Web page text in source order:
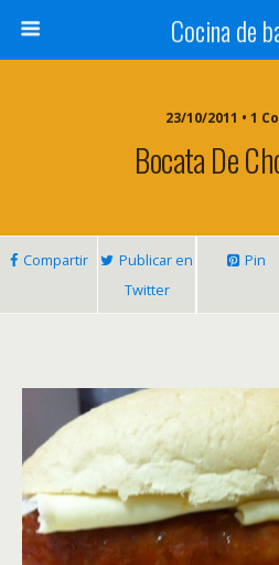
Cocina de
23/10/2011 • 1
Bocata De
Compartir
Publicar en
Twitter
Pin